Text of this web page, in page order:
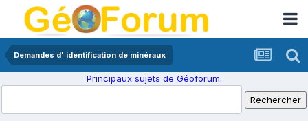
Demandes d' identification de minéraux
Principaux sujets de Géoforum.